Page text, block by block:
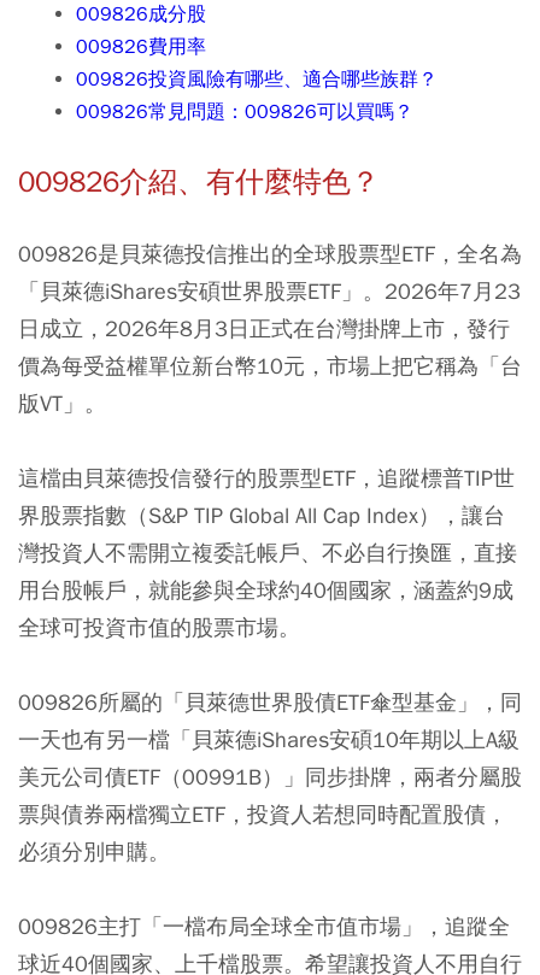
009826成分股
009826費用率
009826投資風險有哪些、適合哪些族群？
009826常見問題：009826可以買嗎？
009826介紹、有什麼特色？
009826是貝萊德投信推出的全球股票型ETF，全名為
「貝萊德iShares安碩世界股票ETF」。2026年7月23
日成立，2026年8月3日正式在台灣掛牌上市，發行
價為每受益權單位新台幣10元，市場上把它稱為「台
版VT」。
這檔由貝萊德投信發行的股票型ETF，追蹤標普TIP世
界股票指數（S&P TIP Global All Cap Index），讓台
灣投資人不需開立複委託帳戶、不必自行換匯，直接
用台股帳戶，就能參與全球約40個國家，涵蓋約9成
全球可投資市值的股票市場。
009826所屬的「貝萊德世界股債ETF傘型基金」，同
一天也有另一檔「貝萊德iShares安碩10年期以上A級
美元公司債ETF（00991B）」同步掛牌，兩者分屬股
票與債券兩檔獨立ETF，投資人若想同時配置股債，
必須分別申購。
009826主打「一檔布局全球全市值市場」，追蹤全
球近40個國家、上千檔股票。希望讓投資人不用自行